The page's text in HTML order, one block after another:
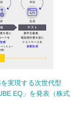
実現する次世代型
EQ」を発表（株式